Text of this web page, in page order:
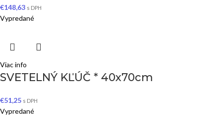
€148,63 s DPH
Vypredané
Viac info
SVETELNÝ KĽÚČ * 40x70cm
€51,25 s DPH
Vypredané